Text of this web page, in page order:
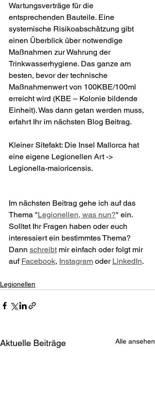
Wartungsverträge für die
entsprechenden Bauteile. Eine
systemische Risikoabschätzung gibt
einen Überblick über notwendige
Maßnahmen zur Wahrung der
Trinkwasserhygiene. Das ganze am
besten, bevor der technische
Maßnahmenwert von 100KBE/100ml
erreicht wird (KBE – Kolonie bildende
Einheit). Was dann getan werden muss,
erfahrt Ihr im nächsten Blog Beitrag.
Kleiner Sitefakt: Die Insel Mallorca hat
eine eigene Legionellen Art ->
Legionella-maioricensis.
Im nächsten Beitrag gehe ich auf das
Thema "Legionellen, was nun?" ein.
Solltet Ihr Fragen haben oder euch
interessiert ein bestimmtes Thema?
Dann schreibt mir einfach oder folgt mir
auf Facebook, Instagram oder LinkedIn.
Legionellen
Aktuelle Beiträge Alle ansehen